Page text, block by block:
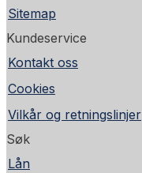
Sitemap
Kundeservice
Kontakt oss
Cookies
Vilkår og retningslinjer
Søk
Lån